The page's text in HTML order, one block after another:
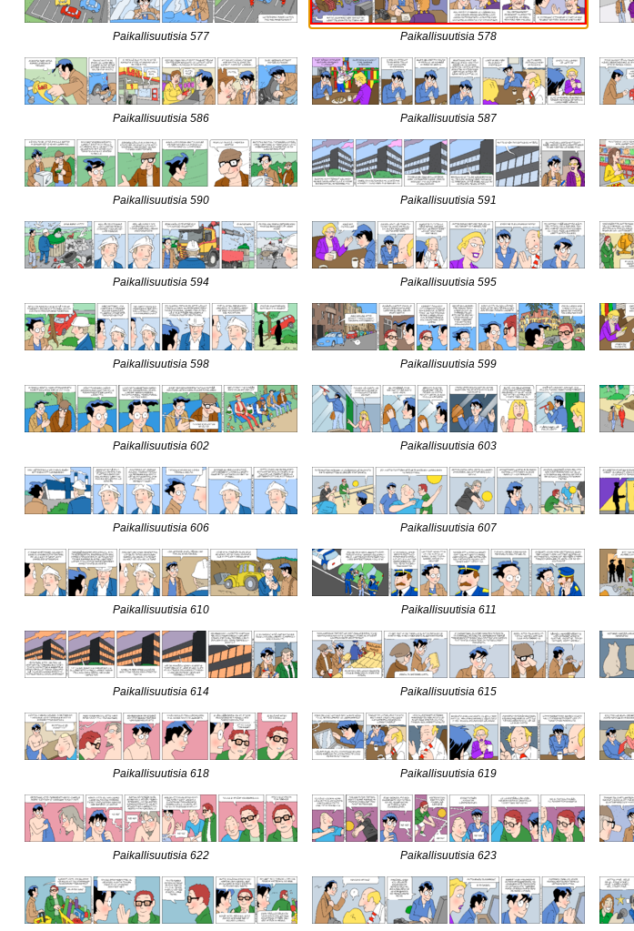
Paikallisuutisia 577 Paikallisuutisia 578
Paikallisuutisia 586 Paikallisuutisia 587
Paikallisuutisia 590 Paikallisuutisia 591
Paikallisuutisia 594 Paikallisuutisia 595
Paikallisuutisia 598 Paikallisuutisia 599
Paikallisuutisia 602 Paikallisuutisia 603
Paikallisuutisia 606 Paikallisuutisia 607
Paikallisuutisia 610 Paikallisuutisia 611
Paikallisuutisia 614 Paikallisuutisia 615
Paikallisuutisia 618 Paikallisuutisia 619
Paikallisuutisia 622 Paikallisuutisia 623